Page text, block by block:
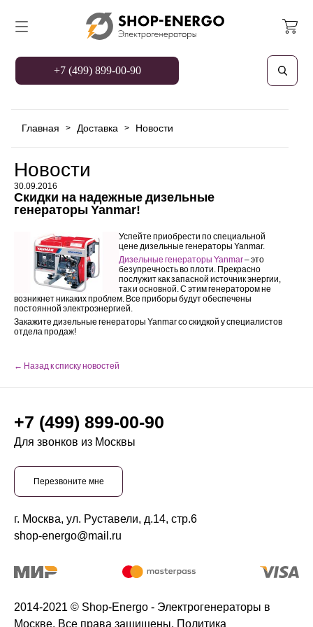
+7 (499) 899-00-90
Главная > Доставка > Новости
Новости
30.09.2016
Скидки на надежные дизельные
генераторы Yanmar!
Успейте приобрести по специальной
цене дизельные генераторы Yanmar.
Дизельные генераторы Yanmar– это
безупречность во плоти. Прекрасно
послужит как запасной источник энергии,
так и основной. С этим генератором не
возникнет никаких проблем. Все приборы будут обеспечены
постоянной электроэнергией.
Закажите дизельные генераторы Yanmar со скидкой у специалистов
отдела продаж!
← Назад к списку новостей
+7 (499) 899-00-90
Для звонков из Москвы
Перезвоните мне
г. Москва, ул. Руставели, д.14, стр.6
shop-energo@mail.ru
2014-2021 © Shop-Energo - Электрогенераторы в
Москве. Все права защищены. Политика